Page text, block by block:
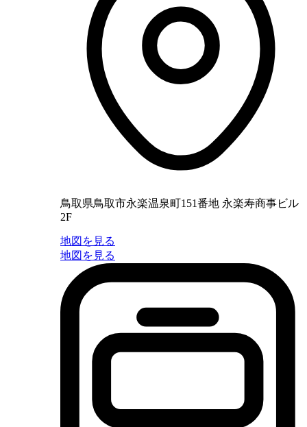
鳥取県鳥取市永楽温泉町151番地 永楽寿商事ビル
2F
地図を見る
地図を見る